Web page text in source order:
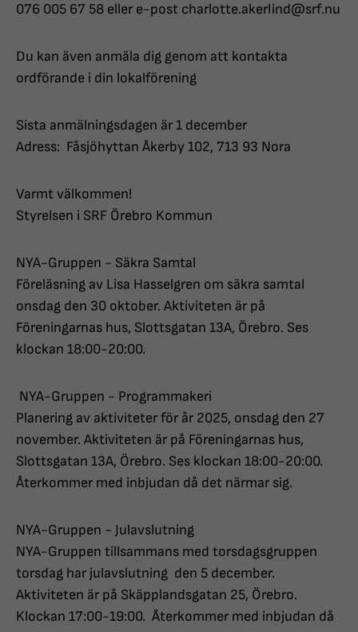
076 005 67 58 eller e-post charlotte.akerlind@srf.nu
Du kan även anmäla dig genom att kontakta
ordförande i din lokalförening
Sista anmälningsdagen är 1 december
Adress: Fåsjöhyttan Åkerby 102, 713 93 Nora
Varmt välkommen!
Styrelsen i SRF Örebro Kommun
NYA-Gruppen - Säkra Samtal
Föreläsning av Lisa Hasselgren om säkra samtal
onsdag den 30 oktober. Aktiviteten är på
Föreningarnas hus, Slottsgatan 13A, Örebro. Ses
klockan 18:00-20:00.
NYA-Gruppen - Programmakeri
Planering av aktiviteter för år 2025, onsdag den 27
november. Aktiviteten är på Föreningarnas hus,
Slottsgatan 13A, Örebro. Ses klockan 18:00-20:00.
Återkommer med inbjudan då det närmar sig.
NYA-Gruppen - Julavslutning
NYA-Gruppen tillsammans med torsdagsgruppen
torsdag har julavslutning den 5 december.
Aktiviteten är på Skäpplandsgatan 25, Örebro.
Klockan 17:00-19:00. Återkommer med inbjudan då